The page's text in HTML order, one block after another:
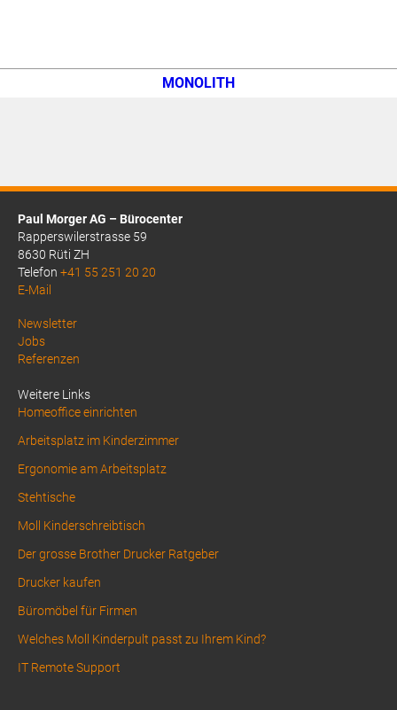
MONOLITH
Paul Morger AG – Bürocenter
Rapperswilerstrasse 59
8630 Rüti ZH
Telefon +41 55 251 20 20
E-Mail
Above
Footer
Newsletter
Jobs
Referenzen
Weitere Links
Homeoffice einrichten
Arbeitsplatz im Kinderzimmer
Ergonomie am Arbeitsplatz
Stehtische
Moll Kinderschreibtisch
Der grosse Brother Drucker Ratgeber
Drucker kaufen
Büromöbel für Firmen
Welches Moll Kinderpult passt zu Ihrem Kind?
IT Remote Support